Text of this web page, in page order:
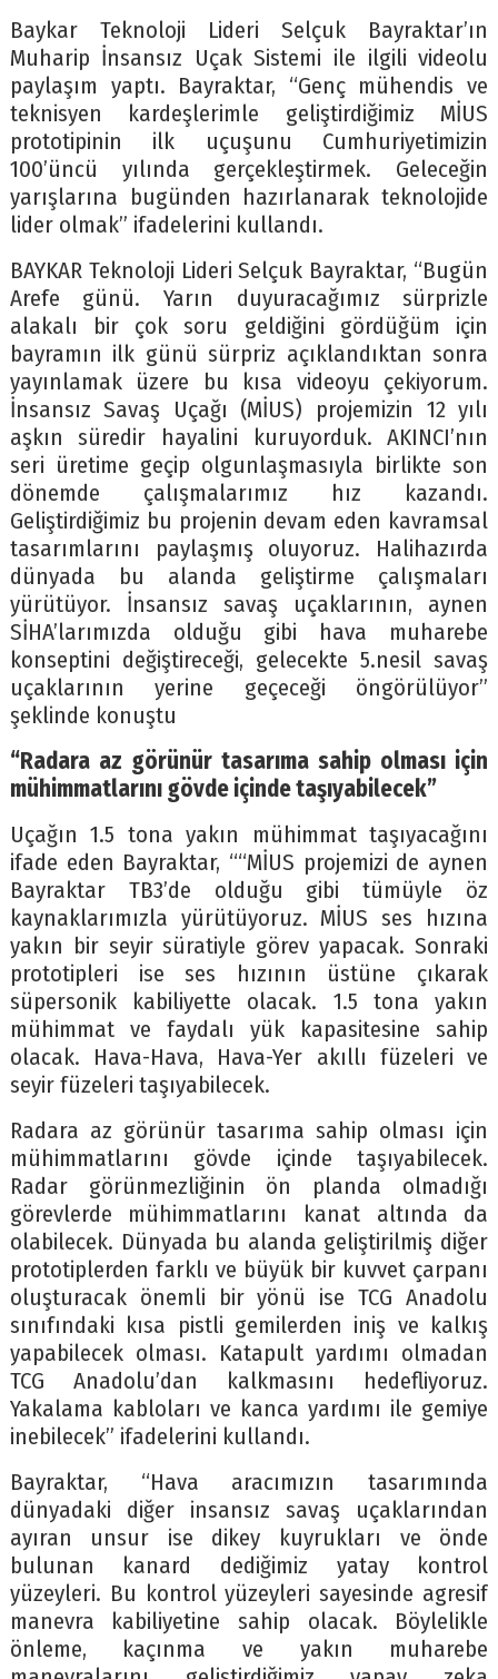
Baykar Teknoloji Lideri Selçuk Bayraktar’ın
Muharip İnsansız Uçak Sistemi ile ilgili videolu
paylaşım yaptı. Bayraktar, “Genç mühendis ve
teknisyen kardeşlerimle geliştirdiğimiz MİUS
prototipinin ilk uçuşunu Cumhuriyetimizin
100’üncü yılında gerçekleştirmek. Geleceğin
yarışlarına bugünden hazırlanarak teknolojide
lider olmak” ifadelerini kullandı.
BAYKAR Teknoloji Lideri Selçuk Bayraktar, “Bugün
Arefe günü. Yarın duyuracağımız sürprizle
alakalı bir çok soru geldiğini gördüğüm için
bayramın ilk günü sürpriz açıklandıktan sonra
yayınlamak üzere bu kısa videoyu çekiyorum.
İnsansız Savaş Uçağı (MİUS) projemizin 12 yılı
aşkın süredir hayalini kuruyorduk. AKINCI’nın
seri üretime geçip olgunlaşmasıyla birlikte son
dönemde çalışmalarımız hız kazandı.
Geliştirdiğimiz bu projenin devam eden kavramsal
tasarımlarını paylaşmış oluyoruz. Halihazırda
dünyada bu alanda geliştirme çalışmaları
yürütüyor. İnsansız savaş uçaklarının, aynen
SİHA’larımızda olduğu gibi hava muharebe
konseptini değiştireceği, gelecekte 5.nesil savaş
uçaklarının yerine geçeceği öngörülüyor”
şeklinde konuştu
“Radara az görünür tasarıma sahip olması için
mühimmatlarını gövde içinde taşıyabilecek”
Uçağın 1.5 tona yakın mühimmat taşıyacağını
ifade eden Bayraktar, ““MİUS projemizi de aynen
Bayraktar TB3’de olduğu gibi tümüyle öz
kaynaklarımızla yürütüyoruz. MİUS ses hızına
yakın bir seyir süratiyle görev yapacak. Sonraki
prototipleri ise ses hızının üstüne çıkarak
süpersonik kabiliyette olacak. 1.5 tona yakın
mühimmat ve faydalı yük kapasitesine sahip
olacak. Hava-Hava, Hava-Yer akıllı füzeleri ve
seyir füzeleri taşıyabilecek.
Radara az görünür tasarıma sahip olması için
mühimmatlarını gövde içinde taşıyabilecek.
Radar görünmezliğinin ön planda olmadığı
görevlerde mühimmatlarını kanat altında da
olabilecek. Dünyada bu alanda geliştirilmiş diğer
prototiplerden farklı ve büyük bir kuvvet çarpanı
oluşturacak önemli bir yönü ise TCG Anadolu
sınıfındaki kısa pistli gemilerden iniş ve kalkış
yapabilecek olması. Katapult yardımı olmadan
TCG Anadolu’dan kalkmasını hedefliyoruz.
Yakalama kabloları ve kanca yardımı ile gemiye
inebilecek” ifadelerini kullandı.
Bayraktar, “Hava aracımızın tasarımında
dünyadaki diğer insansız savaş uçaklarından
ayıran unsur ise dikey kuyrukları ve önde
bulunan kanard dediğimiz yatay kontrol
yüzeyleri. Bu kontrol yüzeyleri sayesinde agresif
manevra kabiliyetine sahip olacak. Böylelikle
önleme, kaçınma ve yakın muharebe